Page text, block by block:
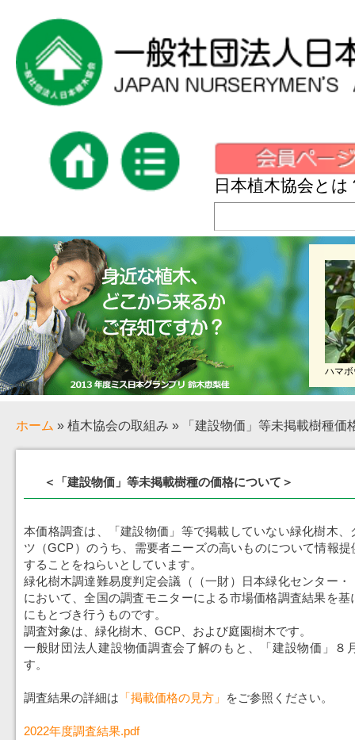
日本植木協会とは
ハマ
ホーム » 植木協会の取組み » 「建設物価」等未掲載樹種価
＜「建設物価」等未掲載樹種の価格について＞
本価格調査は、「建設物価」等で掲載していない緑化樹木
ツ（GCP）のうち、需要者ニーズの高いものについて情報
することをねらいとしています。
緑化樹木調達難易度判定会議（（一財）日本緑化センター
において、全国の調査モニターによる市場価格調査結果を
にもとづき行うものです。
調査対象は、緑化樹木、GCP、および庭園樹木です。
一般財団法人建設物価調査会了解のもと、「建設物価」８
す。
調査結果の詳細は 「掲載価格の見方」 をご参照ください。
2022年度調査結果.pdf